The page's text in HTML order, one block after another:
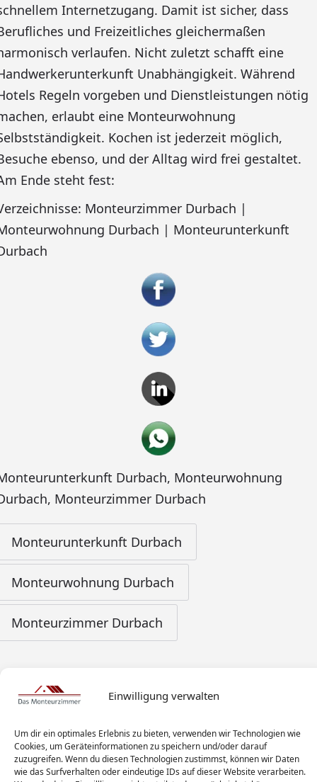
Einwilligung verwalten
Um dir ein optimales Erlebnis zu bieten, verwenden wir Technologien wie
Cookies, um Geräteinformationen zu speichern und/oder darauf
zuzugreifen. Wenn du diesen Technologien zustimmst, können wir Daten
wie das Surfverhalten oder eindeutige IDs auf dieser Website verarbeiten.
Internetzugang. Damit ist sicher, dass
und Freizeitliches gleichermaßen
verlaufen. Nicht zuletzt schafft eine
Unabhängigkeit. Während
Regeln vorgeben und Dienstleistungen nötig
erlaubt eine Monteurwohnung
Kochen ist jederzeit möglich,
ebenso, und der Alltag wird frei gestaltet.
Ende steht fest:
Monteurzimmer Durbach |
Durbach | Monteurunterkunft
Durbach, Monteurwohnung
, Monteurzimmer Durbach
Monteurunterkunft Durbach
Monteurwohnung Durbach
Monteurzimmer Durbach